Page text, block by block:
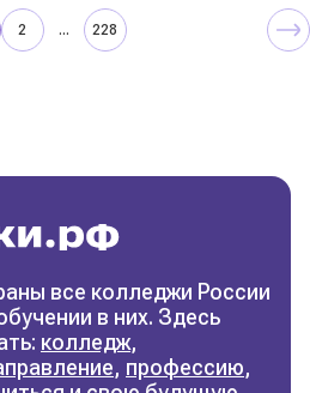
фильтры
2 ... 228
все колледжи России
в них. Здесь
колледж,
, профессию,